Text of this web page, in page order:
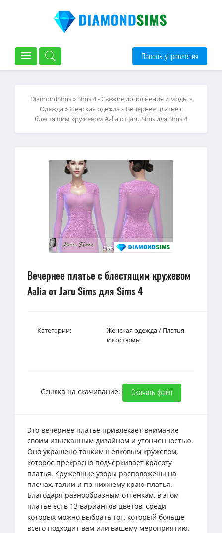
Панель управления
DiamondSims»Sims 4 - Свежие дополнения и моды »
Одежда»Женская одежда» Вечернее платье с
блестящим кружевом Aalia от Jaru Sims для Sims 4
Вечернее платье с блестящим кружевом
Aalia от Jaru Sims для Sims 4
Категории: Женская одежда/ Платья
и костюмы
Ссылка на скачивание: Скачать файл
Это вечернее платье привлекает внимание
своим изысканным дизайном и утонченностью.
Оно украшено тонким шелковым кружевом,
которое прекрасно подчеркивает красоту
платья. Кружевные узоры расположены на
плечах, талии и по нижнему краю платья.
Благодаря разнообразным оттенкам, в этом
платье есть 13 вариантов цветов, среди
которых можно выбрать тот, который больше
всего подходит вам или вашему мероприятию.